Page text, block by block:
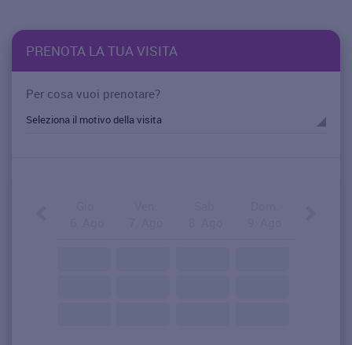
PRENOTA LA TUA VISITA
Per cosa vuoi prenotare?